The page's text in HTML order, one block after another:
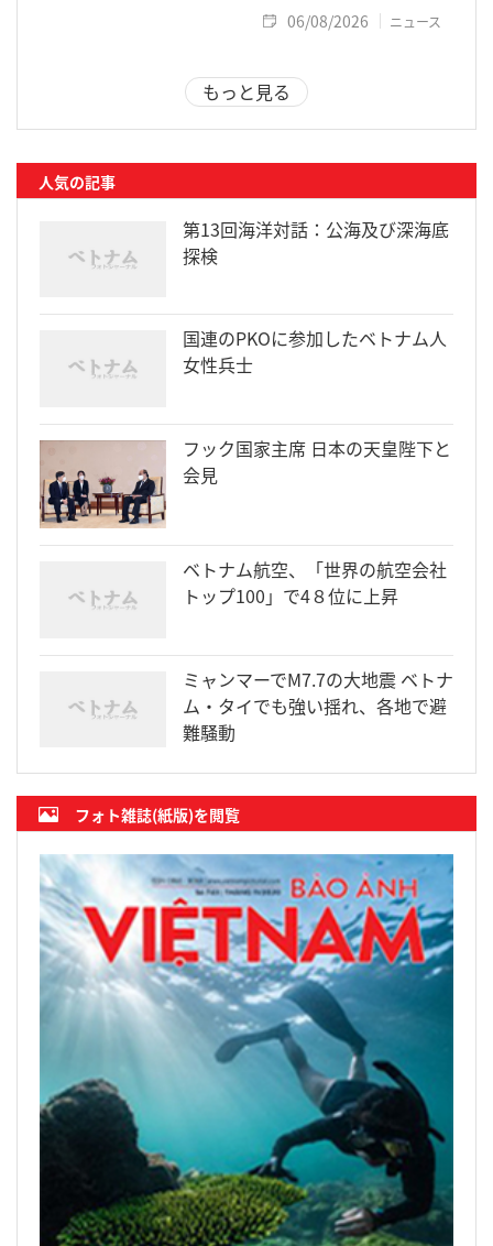
06/08/2026 ニュース
もっと見る
人気の記事
第13回海洋対話：公海及び深海底
探検
国連のPKOに参加したベトナム人
女性兵士
フック国家主席 日本の天皇陛下と
会見
ベトナム航空、「世界の航空会社
トップ100」で4８位に上昇
ミャンマーでM7.7の大地震 ベトナ
ム・タイでも強い揺れ、各地で避
難騒動
フォト雑誌(紙版)を閲覧